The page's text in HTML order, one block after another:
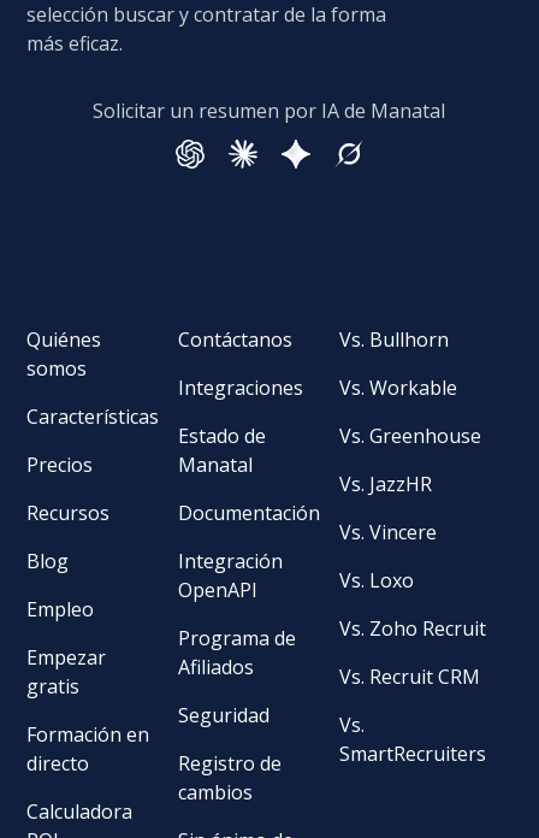
selección buscar y contratar de la forma
más eficaz.
Solicitar un resumen por IA de Manatal
Quiénes
somos
Características
Precios
Recursos
Blog
Empleo
Empezar
gratis
Formación en
directo
Calculadora
Contáctanos
Integraciones
Estado de
Manatal
Documentación
Integración
OpenAPI
Programa de
Afiliados
Seguridad
Registro de
cambios
Vs. Bullhorn
Vs. Workable
Vs. Greenhouse
Vs. JazzHR
Vs. Vincere
Vs. Loxo
Vs. Zoho Recruit
Vs. Recruit CRM
Vs.
SmartRecruiters